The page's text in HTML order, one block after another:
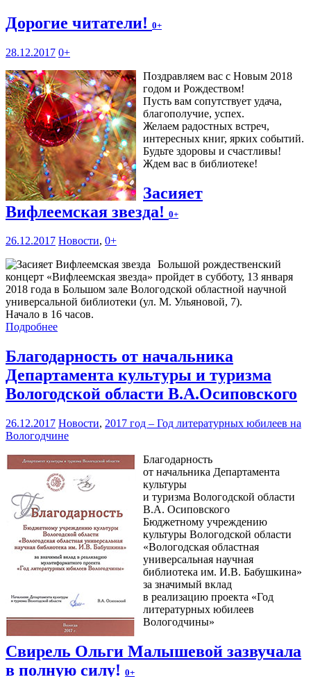
Дорогие читатели! 0+
28.12.2017 0+
Поздравляем вас с Новым 2018
годом и Рождеством!
Пусть вам сопутствует удача,
благополучие, успех.
Желаем радостных встреч,
интересных книг, ярких событий.
Будьте здоровы и счастливы!
Ждем вас в библиотеке!
Засияет
Вифлеемская звезда! 0+
26.12.2017 Новости, 0+
Большой рождественский
концерт «Вифлеемская звезда» пройдет в субботу, 13 января
2018 года в Большом зале Вологодской областной научной
универсальной библиотеки (ул. М. Ульяновой, 7).
Начало в 16 часов.
Подробнее
Благодарность от начальника
Департамента культуры и туризма
Вологодской области В.А.Осиповского
26.12.2017 Новости, 2017 год – Год литературных юбилеев на
Вологодчине
Благодарность
от начальника Департамента
культуры
и туризма Вологодской области
В.А. Осиповского
Бюджетному учреждению
культуры Вологодской области
«Вологодская областная
универсальная научная
библиотека им. И.В. Бабушкина»
за значимый вклад
в реализацию проекта «Год
литературных юбилеев
Вологодчины»
Свирель Ольги Малышевой зазвучала
в полную силу! 0+